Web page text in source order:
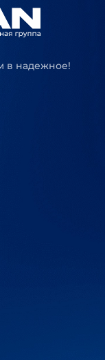
в надежное!